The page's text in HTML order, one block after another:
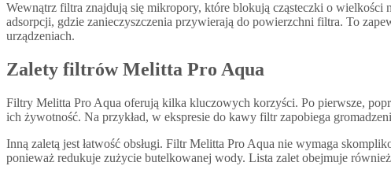
Wewnątrz filtra znajdują się mikropory, które blokują cząsteczki o
adsorpcji, gdzie zanieczyszczenia przywierają do powierzchni filtra. To
urządzeniach.
Zalety filtrów Melitta Pro Aqua
Filtry Melitta Pro Aqua oferują kilka kluczowych korzyści. Po pierwsze,
ich żywotność. Na przykład, w ekspresie do kawy filtr zapobiega
Inną zaletą jest łatwość obsługi. Filtr Melitta Pro Aqua nie wymaga
ponieważ redukuje zużycie butelkowanej wody. Lista zalet obejmuje